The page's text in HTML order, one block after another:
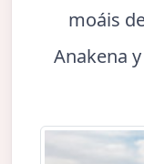
moáis
Anakena